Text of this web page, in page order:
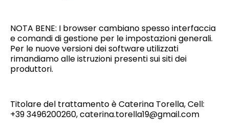
NOTA BENE: I browser cambiano spesso interfaccia
e comandi di gestione per le impostazioni generali.
Per le nuove versioni dei software utilizzati
rimandiamo alle istruzioni presenti sui siti dei
produttori.
Titolare del trattamento è Caterina Torella, Cell:
+39 3496200260, caterina.torella19@gmail.com